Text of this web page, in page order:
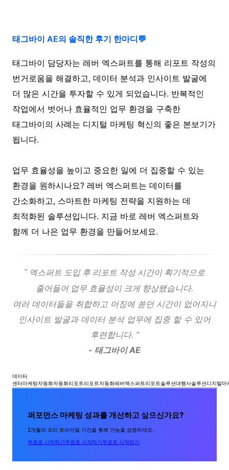
태그바이 AE의 솔직한 후기 한마디💬
태그바이 담당자는 레버 엑스퍼트를 통해 리포트 작성의
번거로움을 해결하고, 데이터 분석과 인사이트 발굴에
더 많은 시간을 투자할 수 있게 되었습니다. 반복적인
작업에서 벗어나 효율적인 업무 환경을 구축한
태그바이의 사례는 디지털 마케팅 혁신의 좋은 본보기가
됩니다.
업무 효율성을 높이고 중요한 일에 더 집중할 수 있는
환경을 원하시나요? 레버 엑스퍼트는 데이터를
간소화하고, 스마트한 마케팅 전략을 지원하는 데
최적화된 솔루션입니다. 지금 바로 레버 엑스퍼트와
함께 더 나은 업무 환경을 만들어보세요.
" 엑스퍼트 도입 후 리포트 작성 시간이 획기적으로
줄어들어 업무 효율성이 크게 향상됐습니다.
여러 데이터들을 취합하고 머징에 쏟던 시간이 없어지니
인사이트 발굴과 데이터 분석 업무에 집중 할 수 있어
후련합니다. “
- 태그바이 AE
데이터
센터마케팅자동화자동화리포트리포트자동화레버엑스퍼트리포트솔루션대행사솔루션디지털마
퍼포먼스 마케팅 성과를 개선하고 싶으신가요?
2개월의 프리 트라이얼 기간을 통해 가능을 검증하세요.
무료로 시작하기무료로 시작하기무료로 시작하기